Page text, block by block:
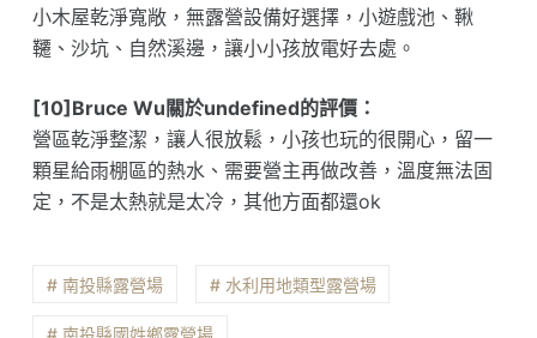
小木屋乾淨寬敞，無露營設備好選擇，小遊戲池、鞦
韆、沙坑、自然溪邊，讓小小孩放電好去處。
[10]Bruce Wu關於undefined的評價：
營區乾淨整潔，讓人很放鬆，小孩也玩的很開心，留一
顆星給雨棚區的熱水、需要營主再做改善，溫度無法固
定，不是太熱就是太冷，其他方面都還ok
# 南投縣露營場 # 水利用地類型露營場
# 南投縣國姓鄉露營場